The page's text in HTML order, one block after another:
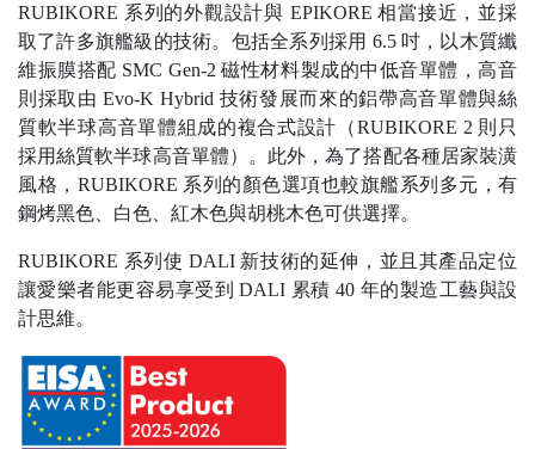
RUBIKORE 系列的外觀設計與 EPIKORE 相當接近，並採
取了許多旗艦級的技術。包括全系列採用 6.5 吋，以木質纖
維振膜搭配 SMC Gen-2 磁性材料製成的中低音單體，高音
則採取由 Evo-K Hybrid 技術發展而來的鋁帶高音單體與絲
質軟半球高音單體組成的複合式設計（RUBIKORE 2 則只
採用絲質軟半球高音單體）。此外，為了搭配各種居家裝潢
風格，RUBIKORE 系列的顏色選項也較旗艦系列多元，有
鋼烤黑色、白色、紅木色與胡桃木色可供選擇。
RUBIKORE 系列使 DALI 新技術的延伸，並且其產品定位
讓愛樂者能更容易享受到 DALI 累積 40 年的製造工藝與設
計思維。